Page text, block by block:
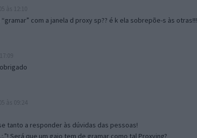
com a janela d proxy sp?? é k ela sobrepõe-s às otras!!!
tanto a responder às dúvidas das pessoas!
Será que um gajo tem de gramar como tal Proxying?